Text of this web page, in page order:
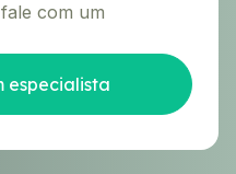
com um
especialista